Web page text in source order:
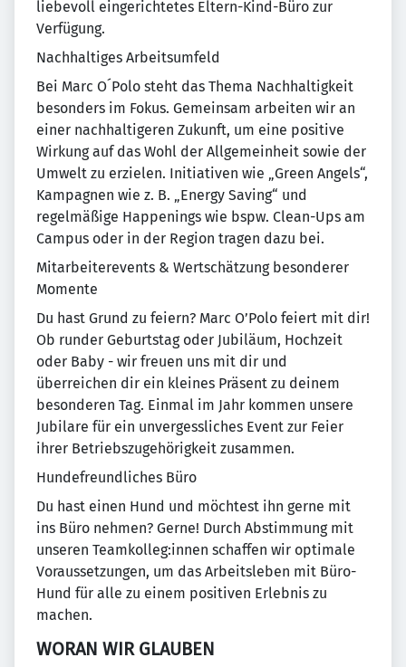
liebevoll eingerichtetes Eltern-Kind-Büro zur
Verfügung.
Nachhaltiges Arbeitsumfeld
Bei Marc O´Polo steht das Thema Nachhaltigkeit
besonders im Fokus. Gemeinsam arbeiten wir an
einer nachhaltigeren Zukunft, um eine positive
Wirkung auf das Wohl der Allgemeinheit sowie der
Umwelt zu erzielen. Initiativen wie „Green Angels“,
Kampagnen wie z. B. „Energy Saving“ und
regelmäßige Happenings wie bspw. Clean-Ups am
Campus oder in der Region tragen dazu bei.
Mitarbeiterevents & Wertschätzung besonderer
Momente
Du hast Grund zu feiern? Marc O’Polo feiert mit dir!
Ob runder Geburtstag oder Jubiläum, Hochzeit
oder Baby - wir freuen uns mit dir und
überreichen dir ein kleines Präsent zu deinem
besonderen Tag. Einmal im Jahr kommen unsere
Jubilare für ein unvergessliches Event zur Feier
ihrer Betriebszugehörigkeit zusammen.
Hundefreundliches Büro
Du hast einen Hund und möchtest ihn gerne mit
ins Büro nehmen? Gerne! Durch Abstimmung mit
unseren Teamkolleg:innen schaffen wir optimale
Voraussetzungen, um das Arbeitsleben mit Büro-
Hund für alle zu einem positiven Erlebnis zu
machen.
WORAN WIR GLAUBEN